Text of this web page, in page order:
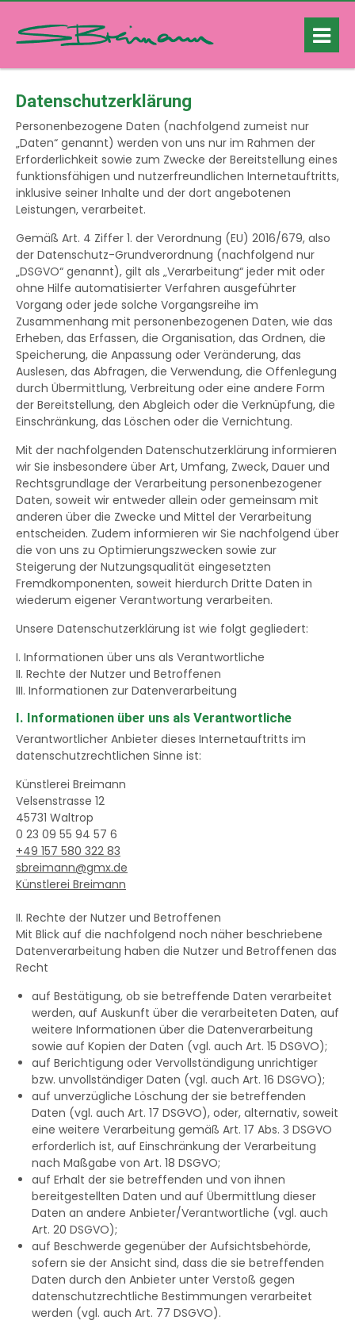
Datenschutzerklärung
Personenbezogene Daten (nachfolgend zumeist nur
„Daten“ genannt) werden von uns nur im Rahmen der
Erforderlichkeit sowie zum Zwecke der Bereitstellung eines
funktionsfähigen und nutzerfreundlichen Internetauftritts,
inklusive seiner Inhalte und der dort angebotenen
Leistungen, verarbeitet.
Gemäß Art. 4 Ziffer 1. der Verordnung (EU) 2016/679, also
der Datenschutz-Grundverordnung (nachfolgend nur
„DSGVO“ genannt), gilt als „Verarbeitung“ jeder mit oder
ohne Hilfe automatisierter Verfahren ausgeführter
Vorgang oder jede solche Vorgangsreihe im
Zusammenhang mit personenbezogenen Daten, wie das
Erheben, das Erfassen, die Organisation, das Ordnen, die
Speicherung, die Anpassung oder Veränderung, das
Auslesen, das Abfragen, die Verwendung, die Offenlegung
durch Übermittlung, Verbreitung oder eine andere Form
der Bereitstellung, den Abgleich oder die Verknüpfung, die
Einschränkung, das Löschen oder die Vernichtung.
Mit der nachfolgenden Datenschutzerklärung informieren
wir Sie insbesondere über Art, Umfang, Zweck, Dauer und
Rechtsgrundlage der Verarbeitung personenbezogener
Daten, soweit wir entweder allein oder gemeinsam mit
anderen über die Zwecke und Mittel der Verarbeitung
entscheiden. Zudem informieren wir Sie nachfolgend über
die von uns zu Optimierungszwecken sowie zur
Steigerung der Nutzungsqualität eingesetzten
Fremdkomponenten, soweit hierdurch Dritte Daten in
wiederum eigener Verantwortung verarbeiten.
Unsere Datenschutzerklärung ist wie folgt gegliedert:
I. Informationen über uns als Verantwortliche
II. Rechte der Nutzer und Betroffenen
III. Informationen zur Datenverarbeitung
I. Informationen über uns als Verantwortliche
Verantwortlicher Anbieter dieses Internetauftritts im
datenschutzrechtlichen Sinne ist:
Künstlerei Breimann
Velsenstrasse 12
45731 Waltrop
0 23 09 55 94 57 6
+49 157 580 322 83
sbreimann@gmx.de
Künstlerei Breimann
II. Rechte der Nutzer und Betroffenen
Mit Blick auf die nachfolgend noch näher beschriebene
Datenverarbeitung haben die Nutzer und Betroffenen das
Recht
auf Bestätigung, ob sie betreffende Daten verarbeitet
werden, auf Auskunft über die verarbeiteten Daten, auf
weitere Informationen über die Datenverarbeitung
sowie auf Kopien der Daten (vgl. auch Art. 15 DSGVO);
auf Berichtigung oder Vervollständigung unrichtiger
bzw. unvollständiger Daten (vgl. auch Art. 16 DSGVO);
auf unverzügliche Löschung der sie betreffenden
Daten (vgl. auch Art. 17 DSGVO), oder, alternativ, soweit
eine weitere Verarbeitung gemäß Art. 17 Abs. 3 DSGVO
erforderlich ist, auf Einschränkung der Verarbeitung
nach Maßgabe von Art. 18 DSGVO;
auf Erhalt der sie betreffenden und von ihnen
bereitgestellten Daten und auf Übermittlung dieser
Daten an andere Anbieter/Verantwortliche (vgl. auch
Art. 20 DSGVO);
auf Beschwerde gegenüber der Aufsichtsbehörde,
sofern sie der Ansicht sind, dass die sie betreffenden
Daten durch den Anbieter unter Verstoß gegen
datenschutzrechtliche Bestimmungen verarbeitet
werden (vgl. auch Art. 77 DSGVO).